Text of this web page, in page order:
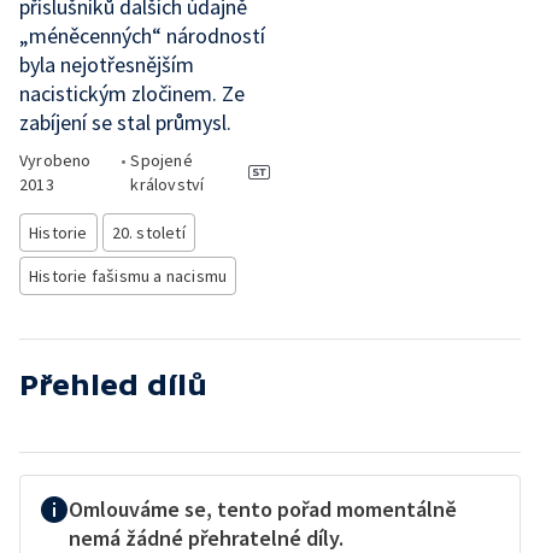
příslušníků dalších údajně
„méněcenných“ národností
byla nejotřesnějším
nacistickým zločinem. Ze
zabíjení se stal průmysl.
Vyrobeno
2013
• Spojené
království
Historie
20. století
Historie fašismu a nacismu
Přehled dílů
Omlouváme se, tento pořad momentálně
nemá žádné přehratelné díly.